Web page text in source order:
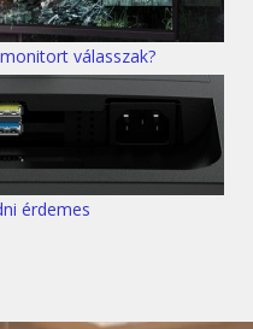
válasszak?
érdemes